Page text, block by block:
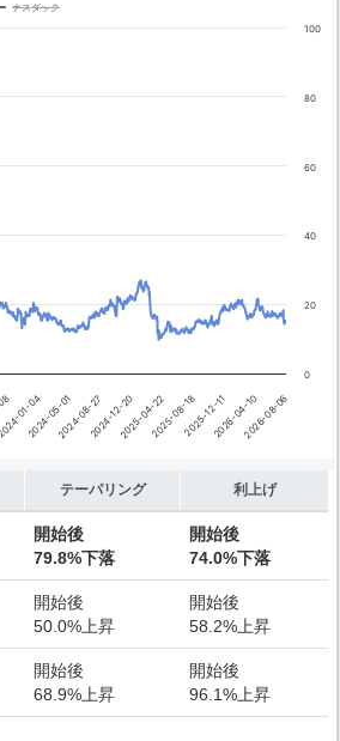
categories.
yA0, yA1, yA2, and yA3.
ナスダック
01-04
2024-05-012024-08-272024-12-202025-04-222025-08-182025-12-112026-04-102026-08-06
0
20
40
60
80
100
テーパリング 利上げ
開始後
79.8%下落
開始後
74.0%下落
開始後
50.0%上昇
開始後
58.2%上昇
開始後
68.9%上昇
開始後
96.1%上昇